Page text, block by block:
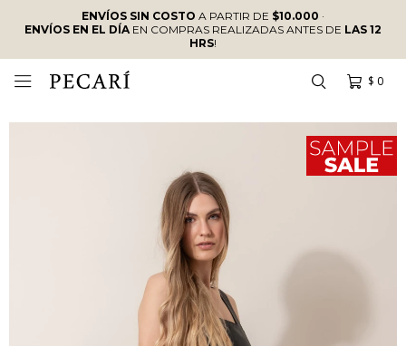
ENVÍOS SIN COSTO A PARTIR DE $10.000 ·
ENVÍOS EN EL DÍAEN COMPRAS REALIZADAS ANTES DE LAS 12
HRS!
$ 0
